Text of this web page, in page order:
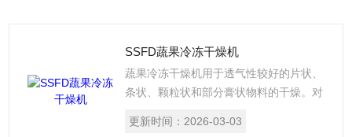
SSFD蔬果冷冻干燥机
蔬果冷冻干燥机用于透气性较好的片状、
条状、颗粒状和部分膏状物料的干燥。对
性材料尤为适合。具有干燥速率高、蒸发
更新时间： 2026-03-03